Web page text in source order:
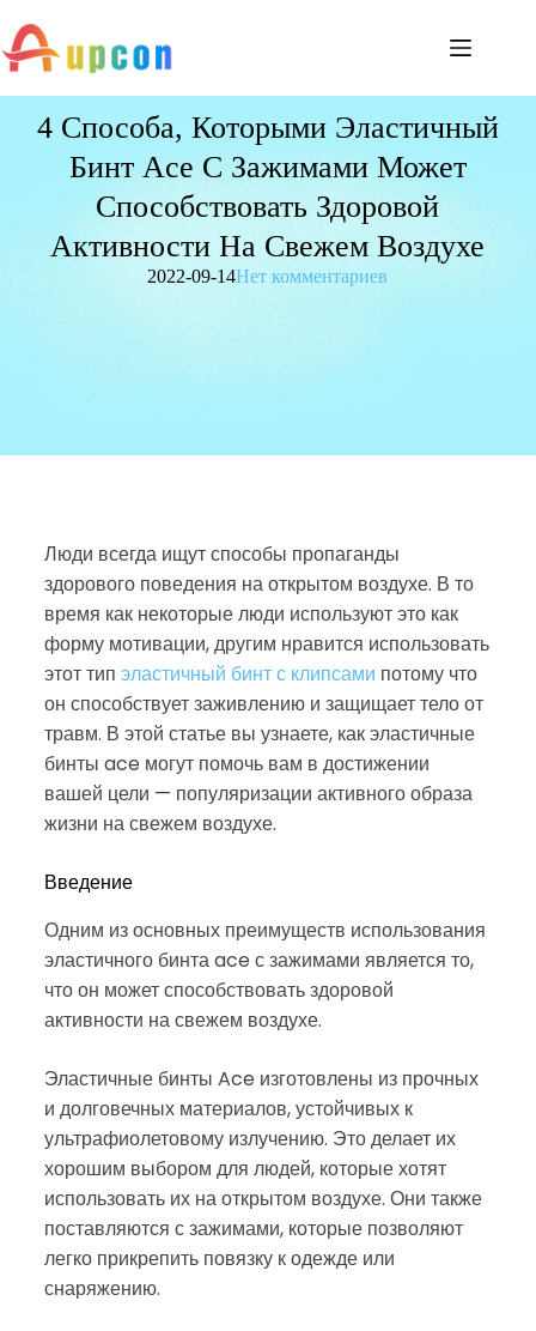
4 Способа, Которыми Эластичный
Бинт Ace С Зажимами Может
Способствовать Здоровой
Активности На Свежем Воздухе
2022-09-14Нет комментариев
Люди всегда ищут способы пропаганды
здорового поведения на открытом воздухе. В то
время как некоторые люди используют это как
форму мотивации, другим нравится использовать
этот тип эластичный бинт с клипсами потому что
он способствует заживлению и защищает тело от
травм. В этой статье вы узнаете, как эластичные
бинты ace могут помочь вам в достижении
вашей цели — популяризации активного образа
жизни на свежем воздухе.
Введение
Одним из основных преимуществ использования
эластичного бинта ace с зажимами является то,
что он может способствовать здоровой
активности на свежем воздухе.
Эластичные бинты Ace изготовлены из прочных
и долговечных материалов, устойчивых к
ультрафиолетовому излучению. Это делает их
хорошим выбором для людей, которые хотят
использовать их на открытом воздухе. Они также
поставляются с зажимами, которые позволяют
легко прикрепить повязку к одежде или
снаряжению.